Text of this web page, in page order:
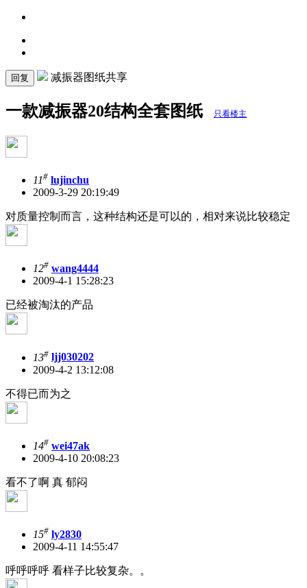
回复 减振器图纸共享
一款减振器20结构全套图纸 只看楼主
11# lujinchu
2009-3-29 20:19:49
对质量控制而言，这种结构还是可以的，相对来说比较稳定
12# wang4444
2009-4-1 15:28:23
已经被淘汰的产品
13# ljj030202
2009-4-2 13:12:08
不得已而为之
14# wei47ak
2009-4-10 20:08:23
看不了啊 真 郁闷
15# ly2830
2009-4-11 14:55:47
呼呼呼呼 看样子比较复杂。。